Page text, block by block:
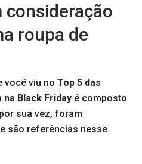
consideração
roupa de
você viu no Top 5 das
Black Friday é composto
sua vez, foram
são referências nesse